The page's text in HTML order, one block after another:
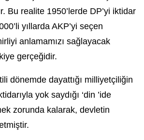
Bu realite 1950’lerde DP’yi iktidar
yıllarda AKP’yi seçen
anlamamızı sağlayacak
gerçeğidir.
dönemde dayattığı milliyetçiliğin
yok saydığı ‘din ’ide
zorunda kalarak, devletin